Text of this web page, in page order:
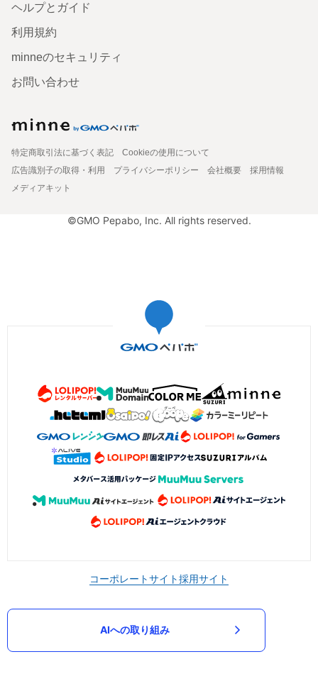
ヘルプとガイド
利用規約
minneのセキュリティ
お問い合わせ
特定商取引法に基づく表記
Cookieの使用について
広告識別子の取得・利用
プライバシーポリシー 会社概要
採用情報
メディアキット
©GMO Pepabo, Inc. All rights reserved.
コーポレートサイト採用サイト
AIへの取り組み